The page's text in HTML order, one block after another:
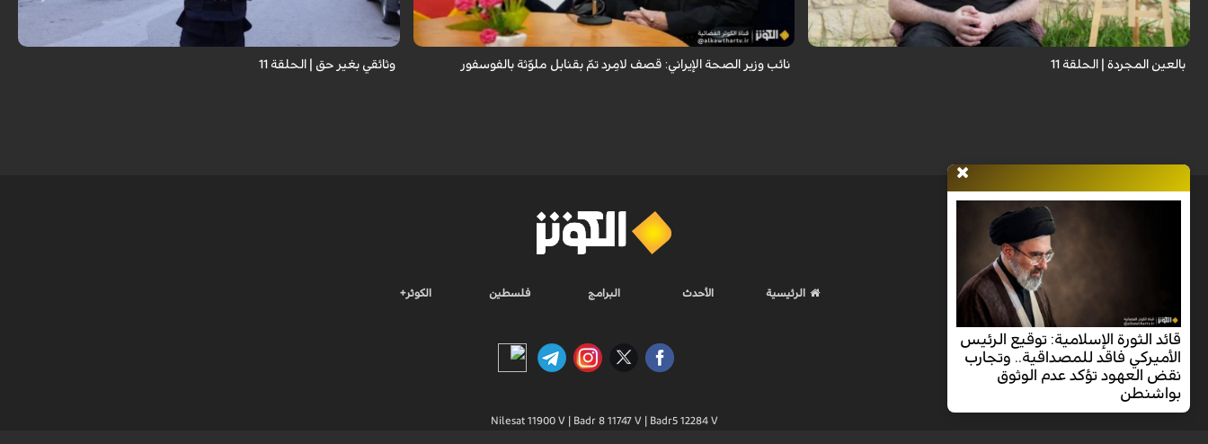
ت...
بالعين المجردة | الحلقة 11 نائب وزير الصحة الإيراني: قصف لامِرد تمّ بقنابل ملوّثة بالفوسفور وثائقي بغير حق | الحلقة 11
قائد الثورة الإسلامية: توقيع الرئيس
الأميركي فاقد للمصداقية.. وتجارب
نقض العهود تؤكد عدم الوثوق
بواشنطن
الرئيسية الأحدث البرامج فلسطين الكوثر+
Nilesat 11900 V | Badr 8 11747 V | Badr5 12284 V